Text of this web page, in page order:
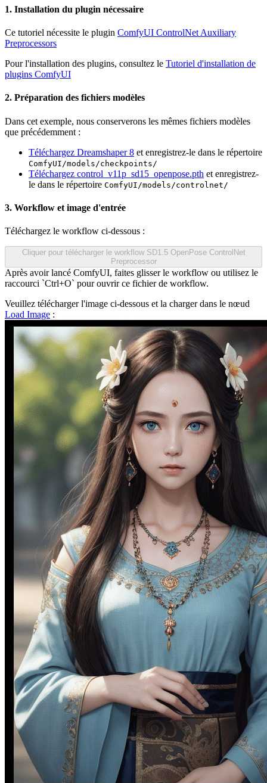
1. Installation du plugin nécessaire
Ce tutoriel nécessite le plugin ComfyUI ControlNet Auxiliary
Preprocessors
Pour l'installation des plugins, consultez le Tutoriel d'installation de
plugins ComfyUI
2. Préparation des fichiers modèles
Dans cet exemple, nous conserverons les mêmes fichiers modèles
que précédemment :
Téléchargez Dreamshaper 8 et enregistrez-le dans le répertoire
ComfyUI/models/checkpoints/
Téléchargez control_v11p_sd15_openpose.pth et enregistrez-
le dans le répertoire ComfyUI/models/controlnet/
3. Workflow et image d'entrée
Téléchargez le workflow ci-dessous :
Cliquer pour télécharger le workflow SD1.5 OpenPose ControlNet
Preprocessor
Après avoir lancé ComfyUI, faites glisser le workflow ou utilisez le
raccourci `Ctrl+O` pour ouvrir ce fichier de workflow.
Veuillez télécharger l'image ci-dessous et la charger dans le nœud
Load Image :